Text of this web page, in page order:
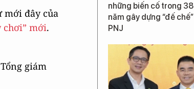
mới đây của
chơi” mới.
giám
những biến cố trong 38
năm gây dựng “đế chế”
PNJ